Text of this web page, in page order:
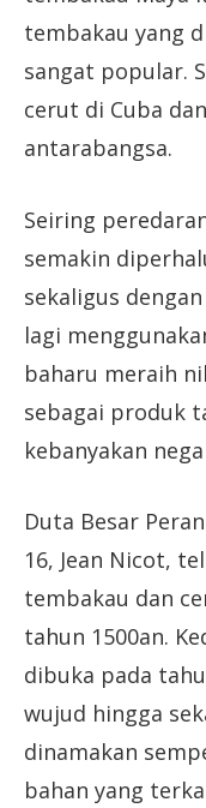
tembakau yang
sangat popular.
cerut di Cuba
antarabangsa.
Seiring
semakin
sekaligus
lagi
baharu meraih
sebagai produk
kebanyakan
Duta Besar
16, Jean Nicot,
tembakau dan
tahun 1500an.
dibuka pada
wujud hingga
dinamakan
bahan yang